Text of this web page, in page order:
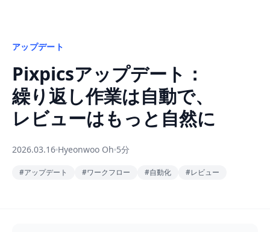
アップデート
Pixpicsアップデート：
繰り返し作業は自動で、
レビューはもっと自然に
2026.03.16 Hyeonwoo Oh 5分
#アップデート #ワークフロー #自動化 #レビュー